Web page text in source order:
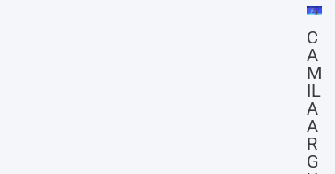
C
A
M
IL
A
A
R
G